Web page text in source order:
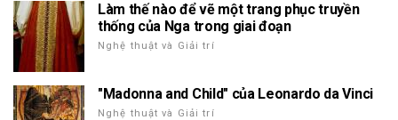
Làm thế nào để vẽ một trang phục truyền
thống của Nga trong giai đoạn
Nghệ thuật và Giải trí
"Madonna and Child" của Leonardo da Vinci
Nghệ thuật và Giải trí